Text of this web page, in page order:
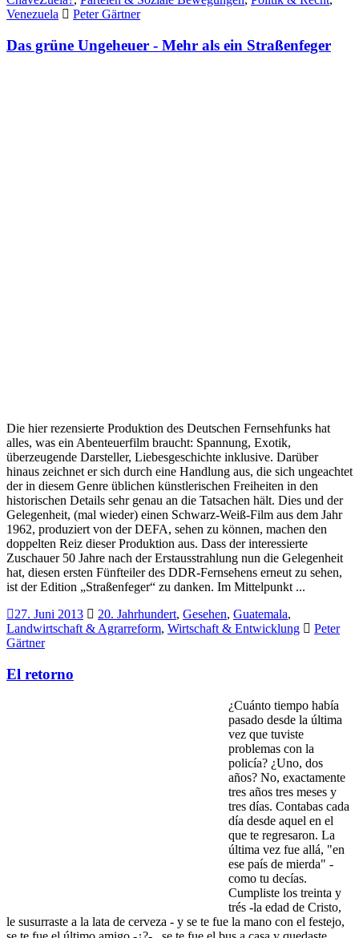
Venezuela
Peter Gärtner
Das grüne Ungeheuer - Mehr als ein Straßenfeger
Die hier rezensierte Produktion des Deutschen Fernsehfunks hat
alles, was ein Abenteuerfilm braucht: Spannung, Exotik,
überzeugende Darsteller, Liebesgeschichte inklusive. Darüber
hinaus zeichnet er sich durch eine Handlung aus, die sich ungeachtet
der in diesem Genre üblichen künstlerischen Freiheiten in den
historischen Details sehr genau an die Tatsachen hält. Dies und der
Gelegenheit, (mal wieder) einen Schwarz-Weiß-Film aus dem Jahr
1962, produziert von der DEFA, sehen zu können, machen den
doppelten Reiz dieser Produktion aus. Dass der interessierte
Zuschauer 50 Jahre nach der Erstausstrahlung nun die Gelegenheit
hat, diesen ersten Fünfteiler des DDR-Fernsehens erneut zu sehen,
ist der Edition „Straßenfeger“ zu danken. Im Mittelpunkt ...
27. Juni 2013
20. Jahrhundert, Gesehen, Guatemala,
Landwirtschaft & Agrarreform, Wirtschaft & Entwicklung
Peter
Gärtner
El retorno
¿Cuánto tiempo había
pasado desde la última
vez que tuviste
problemas con la
policía? ¿Uno, dos
años? No, exactamente
tres años tres meses y
tres días. Contabas cada
día desde aquel en el
que te regresaron. La
última vez fue allá, "en
ese país de mierda" -
como tu decías.
Cumpliste los treinta y
trés -la edad de Cristo,
le susurraste a la lata de cerveza - y se te fue la mano con el festejo,